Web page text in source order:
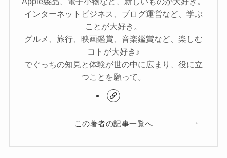
インターネットビジネス、ブログ運営など、学ぶ
ことが大好き。
グルメ、旅行、映画鑑賞、音楽鑑賞など、楽しむ
コトが大好き♪
でぐっちの知見と体験が世の中に広まり、役に立
つことを願って。
この著者の記事一覧へ